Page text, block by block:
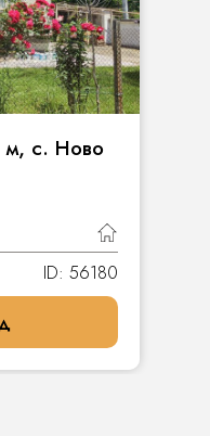
с. Ново
ID: 56180